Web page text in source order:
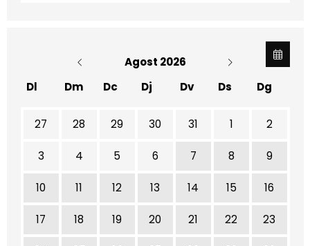
Agost 2026
Dl
Dm Dc Dj Dv Ds Dg
No hi ha cap activitat aquest mes
27 28 29 30 31 1 2
3 4 5 6 7 8 9
10 11 12 13 14 15 16
17 18 19 20 21 22 23